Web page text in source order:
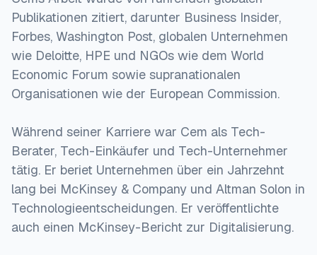
Publikationen zitiert, darunter Business Insider,
Forbes, Washington Post, globalen Unternehmen
wie Deloitte, HPE und NGOs wie dem World
Economic Forum sowie supranationalen
Organisationen wie der European Commission.
Während seiner Karriere war Cem als Tech-
Berater, Tech-Einkäufer und Tech-Unternehmer
tätig. Er beriet Unternehmen über ein Jahrzehnt
lang bei McKinsey & Company und Altman Solon in
Technologieentscheidungen. Er veröffentlichte
auch einen McKinsey-Bericht zur Digitalisierung.